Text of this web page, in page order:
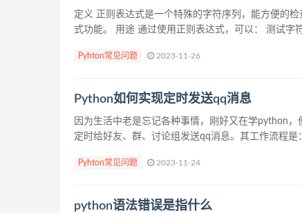
定义 正则表达式是一个特殊的字符序列，能方便的
式功能。 用途 通过使用正则表达式，可以： 测试
Pyhton常见问题 2023-11-26
Python如何实现定时发送qq消息
因为生活中老是忘记各种事情，刚好又在学python
定时给好友、群、讨论组发送qq消息。其工作流程
Pyhton常见问题 2023-11-24
python语法错误是指什么